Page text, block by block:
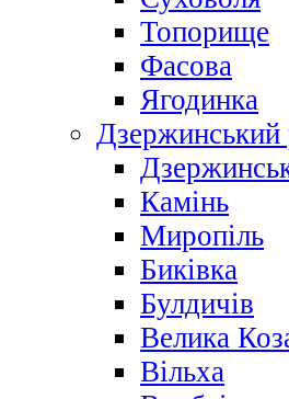
Топорище
Фасова
Ягодинка
Дзержинський
Камінь
Миропіль
Биківка
Булдичів
Велика
Вільха